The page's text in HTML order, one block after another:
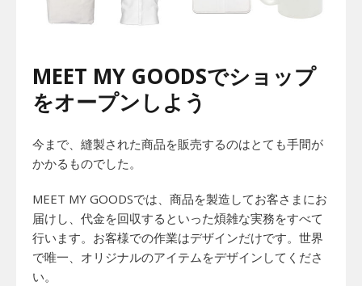
MEET MY GOODSでショップ
をオープンしよう
今まで、縫製された商品を販売するのはとても手間が
かかるものでした。
MEET MY GOODSでは、商品を製造してお客さまにお
届けし、代金を回収するといった煩雑な実務をすべて
行います。お客様での作業はデザインだけです。世界
で唯一、オリジナルのアイテムをデザインしてくださ
い。